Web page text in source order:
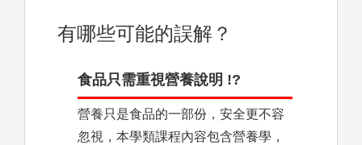
有哪些可能的誤解？
食品只需重視營養說明 !?
營養只是食品的一部份，安全更不容
忽視，本學類課程內容包含營養學，